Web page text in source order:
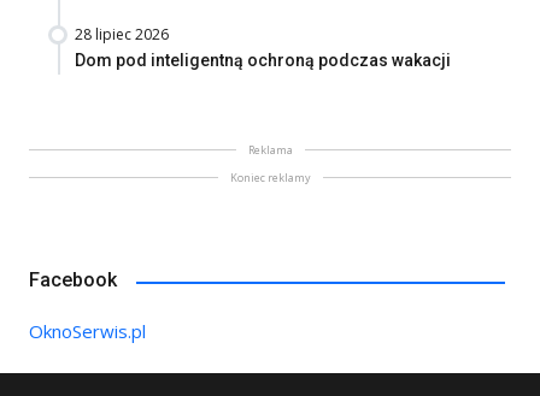
28 lipiec 2026
Dom pod inteligentną ochroną podczas wakacji
Reklama
Koniec reklamy
Facebook
OknoSerwis.pl